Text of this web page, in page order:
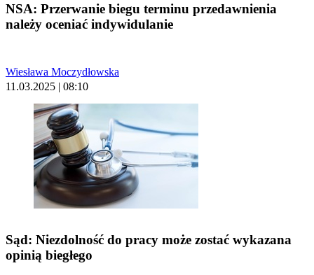
NSA: Przerwanie biegu terminu przedawnienia
należy oceniać indywidulanie
Wiesława Moczydłowska
11.03.2025 | 08:10
Sąd: Niezdolność do pracy może zostać wykazana
opinią biegłego